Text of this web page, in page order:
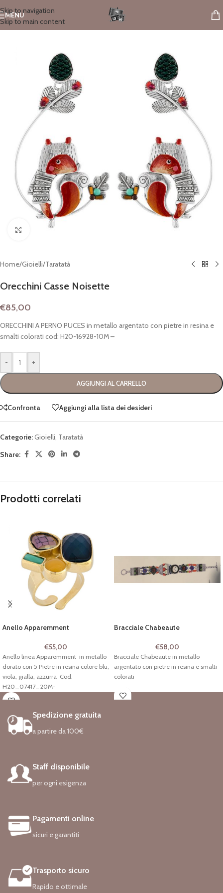
Skip to navigation
Skip to main content
MENU
Clicca per espandere
Home/Gioielli/Taratatà
Orecchini Casse Noisette
€85,00
ORECCHINI A PERNO PUCES in metallo argentato con pietre in resina e
smalti colorati cod: H20-16928-10M –
- +
AGGIUNGI AL CARRELLO
Confronta Aggiungi alla lista dei desideri
Categorie:Gioielli, Taratatà
Share:
Prodotti correlati
Anello Apparemment
€55,00
Anello linea Apparemment in metallo
dorato con 5 Pietre in resina colore blu,
viola, gialla, azzurra Cod.
H20_07417_20M-
Bracciale Chabeaute
€58,00
Bracciale Chabeaute in metallo
argentato con pietre in resina e smalti
colorati
Spedizione gratuita
a partire da 100€
Staff disponibile
per ogni esigenza
Pagamenti online
sicuri e garantiti
Trasporto sicuro
Rapido e ottimale